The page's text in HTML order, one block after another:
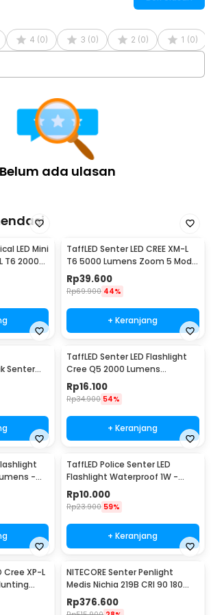
emergency.
untuk pembelian produk ini:
Kepala Headlamp LED MCT UHE 3in1 Color
LR03 1.5 V
4 (0) 3 (0) 2 (0) 1 (0)
Belum ada ulasan
LED Mini
T6 2000
TaffLED Senter LED CREE XM-L
T6 5000 Lumens Zoom 5 Mode
Baterai 26650 - E97
Rp39.600
Rp69.900 44%
+ Keranjang
Senter
- FN10
TaffLED Senter LED Flashlight
Cree Q5 2000 Lumens
Aluminium Steel - LFU01
Rp16.100
Rp34.900 54%
+ Keranjang
-
TaffLED Police Senter LED
Flashlight Waterproof 1W -
TAC2L
Rp10.000
Rp23.900 59%
+ Keranjang
Cree XP-L
NITECORE Senter Penlight
Medis Nichia 219B CRI 90 180
Lumens IPX8 - MT06MD
Rp376.600